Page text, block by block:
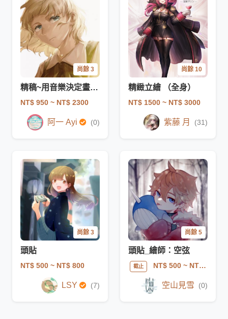
尚餘 3
精稿~用音樂決定畫面~
NT$ 950 ~ NT$ 2300
阿一 Ayi (0)
尚餘 10
精緻立繪 （全身）
NT$ 1500 ~ NT$ 3000
紫藤 月 (31)
尚餘 3
頭貼
NT$ 500 ~ NT$ 800
LSY (7)
尚餘 5
頭貼_繪師：空弦
截止 NT$ 500~ NT$ 1500
空山見雪 (0)